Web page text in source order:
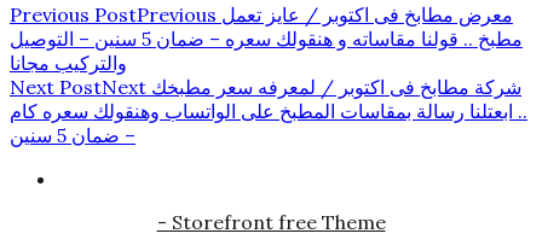
Previous PostPrevious معرض مطابخ فى اكتوبر / عايز تعمل
مطبخ .. قولنا مقاساته و هنقولك سعره – ضمان 5 سنين – التوصيل
والتركيب مجانا
Next PostNext شركة مطابخ فى اكتوبر / لمعرفه سعر مطبخك
.. ابعتلنا رسالة بمقاسات المطبخ على الواتساب وهنقولك سعره كام
– ضمان 5 سنين
- Storefront free Theme